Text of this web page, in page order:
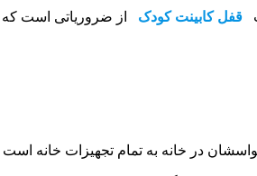
قفل کابینت کودک از ضروریاتی است که
در خانه به تمام تجهیزات خانه است